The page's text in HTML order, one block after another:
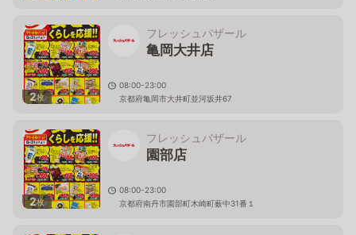
2枚
フレッシュバザール
亀岡大井店
08:00-23:00
京都府亀岡市大井町並河坂井67
2枚
フレッシュバザール
園部店
08:00-23:00
京都府南丹市園部町木崎町薮中31番１